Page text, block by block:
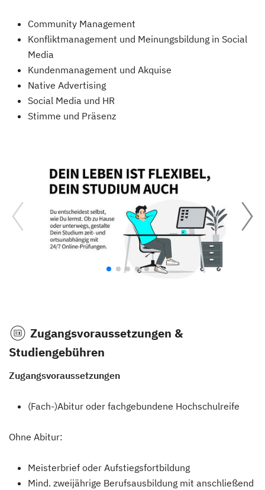
Community Management
Konfliktmanagement und Meinungsbildung in Social
Media
Kundenmanagement und Akquise
Native Advertising
Social Media und HR
Stimme und Präsenz
Zugangsvoraussetzungen &
Studiengebühren
Zugangsvoraussetzungen
(Fach-)Abitur oder fachgebundene Hochschulreife
Ohne Abitur:
Meisterbrief oder Aufstiegsfortbildung
Mind. zweijährige Berufsausbildung mit anschließend